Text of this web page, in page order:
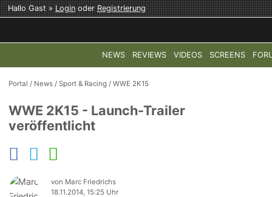
Hallo Gast »LoginoderRegistrierung
NEWS REVIEWS VIDEOS SCREENS
COD: MODERN WARFARE 4 HALO:
Portal / News /Sport & Racing /WWE 2K15
WWE 2K15 - Launch-Trailer
veröffentlicht
von Marc Friedrichs
18.11.2014, 15:25 Uhr